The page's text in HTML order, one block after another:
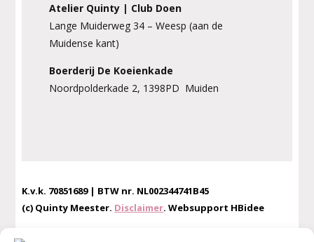
Atelier Quinty | Club Doen
Lange Muiderweg 34 – Weesp (aan de
Muidense kant)
Boerderij De Koeienkade
Noordpolderkade 2, 1398PD Muiden
K.v.k. 70851689 | BTW nr. NL002344741B45
(c) Quinty Meester. Disclaimer. Websupport HBidee